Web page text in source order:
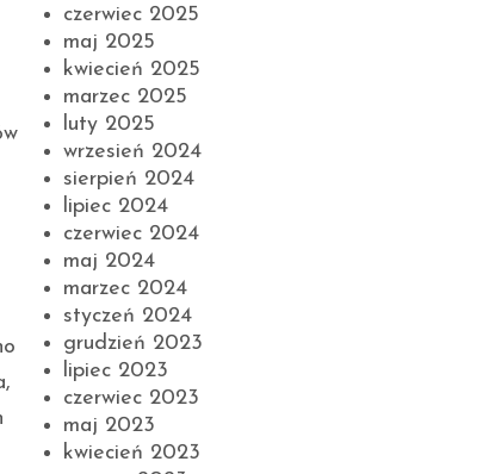
czerwiec 2025
maj 2025
kwiecień 2025
marzec 2025
luty 2025
wrzesień 2024
sierpień 2024
lipiec 2024
czerwiec 2024
maj 2024
marzec 2024
styczeń 2024
grudzień 2023
lipiec 2023
czerwiec 2023
maj 2023
kwiecień 2023